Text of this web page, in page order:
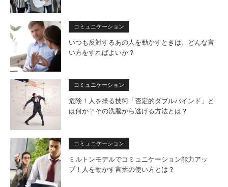
コミュニケーション
いつも反対するあの人を動かすときは、どんな言
い方をすればよいか？
コミュニケーション
危険！人を操る技術「否定的ダブルバインド」と
は何か？その洗脳から逃げる方法とは？
コミュニケーション
ミルトンモデルでコミュニケーション能力アッ
プ！人を動かす言葉の使い方とは？